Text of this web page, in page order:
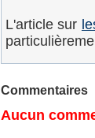
L'article sur
Commentaires
Aucun